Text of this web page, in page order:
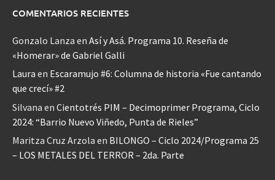
COMENTARIOS RECIENTES
Gonzalo Lanza en Así y Asá. Programa 10. Reseña de
«Homerar» de Gabriel Galli
Laura en Escaramujo #6: Columna de historia «Fue cantando
que crecí» #2
Silvana en Cientotrés PIM – Decimoprimer Programa, Ciclo
2024: “Barrio Nuevo Viñedo, Punta de Rieles”
Maritza Cruz Arzola en BILONGO – Ciclo 2024/Programa 25
– LOS METALES DEL TERROR – 2da. Parte